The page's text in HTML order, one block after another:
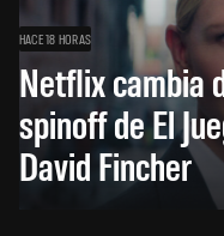
HACE 18 HORAS
Netflix cambia
spinoff de El
David Fincher